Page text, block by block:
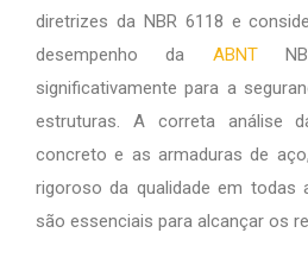
diretrizes da NBR 6118 e
desempenho da ABNT
significativamente para a
estruturas. A correta análise
concreto e as armaduras de
rigoroso da qualidade em todas
são essenciais para alcançar os